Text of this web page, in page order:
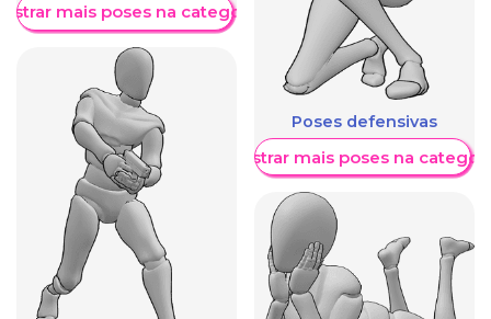
mais poses na categoria
Poses defensivas
Mostrar mais poses na